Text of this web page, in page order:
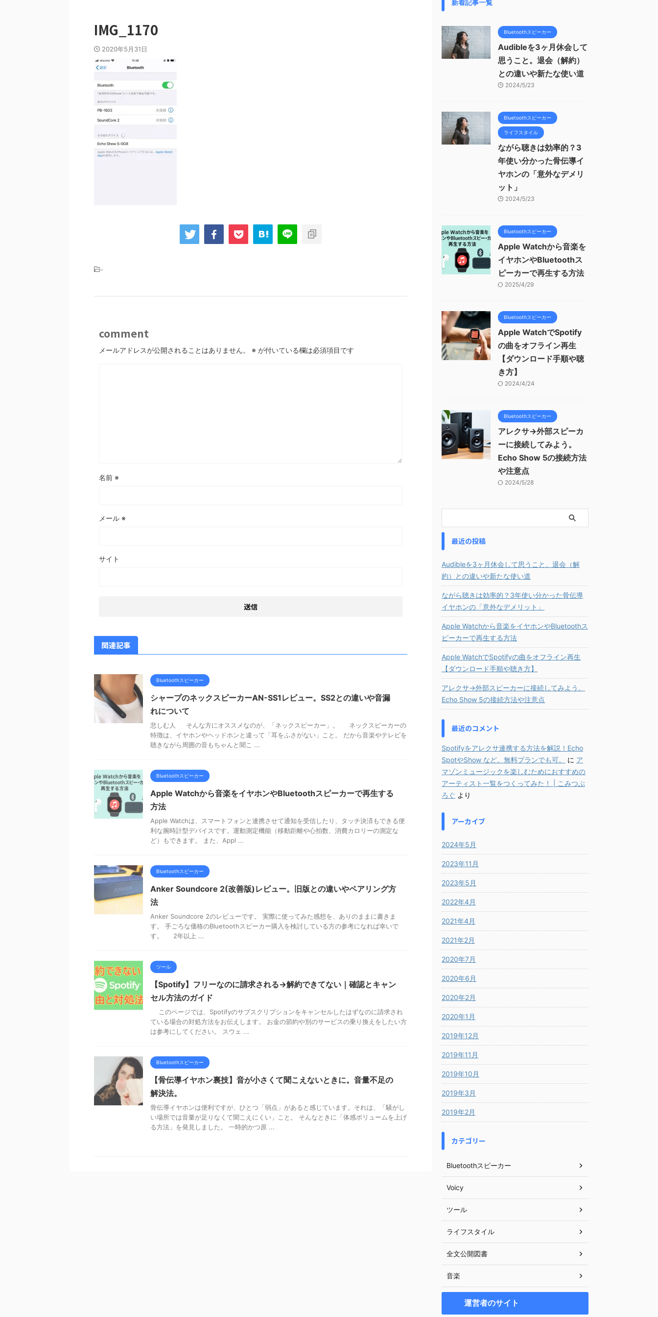
IMG_1170
2020年5月31日
-
comment
メールアドレスが公開されることはありません。 ※ が付いている欄は必須項目です
名前 ※
メール ※
サイト
関連記事
Bluetoothスピーカー
シャープのネックスピーカーAN-SS1レビュー。SS2との違いや音漏
れについて
悲しむ人 そんな方にオススメなのが、「ネックスピーカー」。 ネックスピーカーの
特徴は、イヤホンやヘッドホンと違って「耳をふさがない」こと。 だから音楽やテレビを
聴きながら周囲の音もちゃんと聞こ ...
Bluetoothスピーカー
Apple Watchから音楽をイヤホンやBluetoothスピーカーで再生する
方法
Apple Watchは、スマートフォンと連携させて通知を受信したり、タッチ決済もできる便
利な腕時計型デバイスです。運動測定機能（移動距離や心拍数、消費カロリーの測定な
ど）もできます。 また、Appl ...
Bluetoothスピーカー
Anker Soundcore 2(改善版)レビュー。旧版との違いやペアリング方
法
Anker Soundcore 2のレビューです。 実際に使ってみた感想を、ありのままに書きま
す。 手ごろな価格のBluetoothスピーカー購入を検討している方の参考になれば幸いで
す。 2年以上 ...
ツール
【Spotify】フリーなのに請求される→解約できてない｜確認とキャン
セル方法のガイド
このページでは、Spotifyのサブスクリプションをキャンセルしたはずなのに請求され
ている場合の対処方法をお伝えします。 お金の節約や別のサービスの乗り換えをしたい方
は参考にしてください。 スウェ ...
Bluetoothスピーカー
【骨伝導イヤホン裏技】音が小さくて聞こえないときに。音量不足の
解決法。
骨伝導イヤホンは便利ですが、ひとつ「弱点」があると感じています。それは、「騒がし
い場所では音量が足りなくて聞こえにくい」こと。 そんなときに「体感ボリュームを上げ
る方法」を発見しました。 一時的かつ原 ...
新着記事一覧
Bluetoothスピーカー
Audibleを3ヶ月休会して
思うこと。退会（解約）
との違いや新たな使い道
2024/5/23
Bluetoothスピーカー
ライフスタイル
ながら聴きは効率的？3
年使い分かった骨伝導イ
ヤホンの「意外なデメリ
ット」
2024/5/23
Bluetoothスピーカー
Apple Watchから音楽を
イヤホンやBluetoothス
ピーカーで再生する方法
2025/4/29
Bluetoothスピーカー
Apple WatchでSpotify
の曲をオフライン再生
【ダウンロード手順や聴
き方】
2024/4/24
Bluetoothスピーカー
アレクサ→外部スピーカ
ーに接続してみよう。
Echo Show 5の接続方法
や注意点
2024/5/28
最近の投稿
Audibleを3ヶ月休会して思うこと。退会（解
約）との違いや新たな使い道
ながら聴きは効率的？3年使い分かった骨伝導
イヤホンの「意外なデメリット」
Apple Watchから音楽をイヤホンやBluetoothス
ピーカーで再生する方法
Apple WatchでSpotifyの曲をオフライン再生
【ダウンロード手順や聴き方】
アレクサ→外部スピーカーに接続してみよう。
Echo Show 5の接続方法や注意点
最近のコメント
Spotifyをアレクサ連携する方法を解説！Echo
SpotやShow など。無料プランでも可。
に ア
マゾンミュージックを楽しむためにおすすめの
アーティスト一覧をつくってみた！ | こみつぶ
ろぐ より
アーカイブ
2024年5月
2023年11月
2023年5月
2022年4月
2021年4月
2021年2月
2020年7月
2020年6月
2020年2月
2020年1月
2019年12月
2019年11月
2019年10月
2019年3月
2019年2月
カテゴリー
Bluetoothスピーカー
Voicy
ツール
ライフスタイル
全文公開図書
音楽
運営者のサイト